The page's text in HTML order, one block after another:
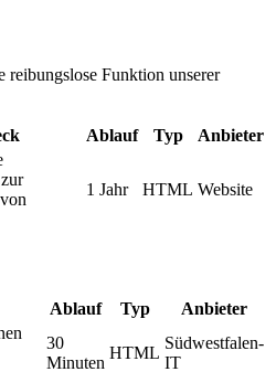
reibungslose Funktion unserer
Ablauf Typ Anbieter
1 Jahr HTML Website
Ablauf Typ Anbieter
30
Minuten
HTML
Südwestfalen-
IT